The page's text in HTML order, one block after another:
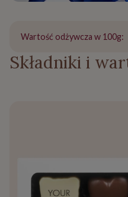
Wartość odżywcza w 100g:
Składniki i